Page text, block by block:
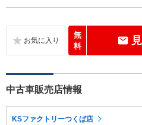
無
料
中古車販売店情報
KSファクトリーつくば店